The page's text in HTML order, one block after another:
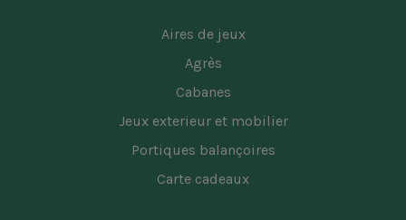
Aires de jeux
Agrès
Cabanes
Jeux exterieur et mobilier
Portiques balançoires
Carte cadeaux